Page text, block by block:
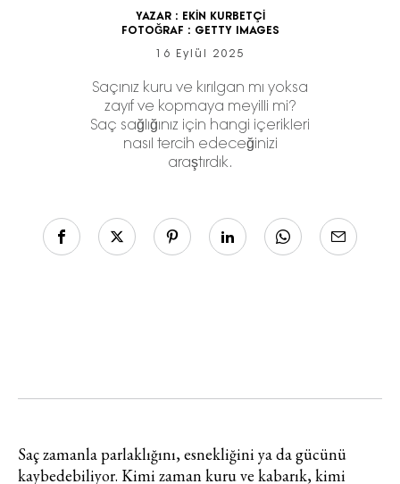
YAZAR : EKİN KURBETÇİ
FOTOĞRAF : GETTY IMAGES
16 Eylül 2025
Saçınız kuru ve kırılgan mı yoksa
zayıf ve kopmaya meyilli mi?
Saç sağlığınız için hangi içerikleri
nasıl tercih edeceğinizi
araştırdık.
Saç zamanla parlaklığını, esnekliğini ya da gücünü
kaybedebiliyor. Kimi zaman kuru ve kabarık, kimi